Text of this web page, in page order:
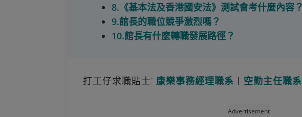
8.《基本法及香港國安法》測試會考什麼內容？
9.館長的職位競爭激烈嗎？
10.館長有什麼轉職發展路徑？
打工仔求職貼士⁚ 康樂事務經理職系 丨 空勤主任職系
Advertisement